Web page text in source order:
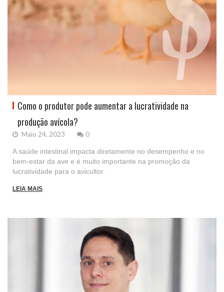
Como o produtor pode aumentar a lucratividade na
produção avícola?
Maio 24, 2023 0
A saúde intestinal impacta diretamente no desempenho e no
bem-estar da ave e é muito importante na promoção da
lucratividade para o avicultor.
LEIA MAIS